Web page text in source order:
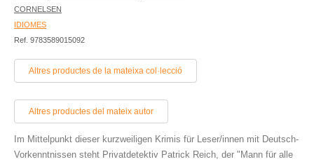
CORNELSEN
IDIOMES
Ref. 9783589015092
Altres productes de la mateixa col·lecció
Altres productes del mateix autor
Im Mittelpunkt dieser kurzweiligen Krimis für Leser/innen mit Deutsch-
Vorkenntnissen steht Privatdetektiv Patrick Reich, der "Mann für alle